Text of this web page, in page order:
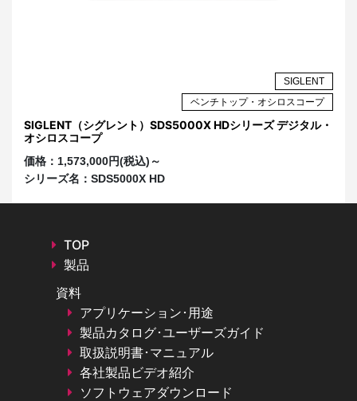
SIGLENT
ベンチトップ・オシロスコープ
SIGLENT（シグレント）SDS5000X HDシリーズ デジタル・
オシロスコープ
価格： 1,573,000円(税込)～
シリーズ名： SDS5000X HD
TOP
製品
資料
アプリケーション･用途
製品カタログ･ユーザーズガイド
取扱説明書･マニュアル
各社製品ビデオ紹介
ソフトウェアダウンロード